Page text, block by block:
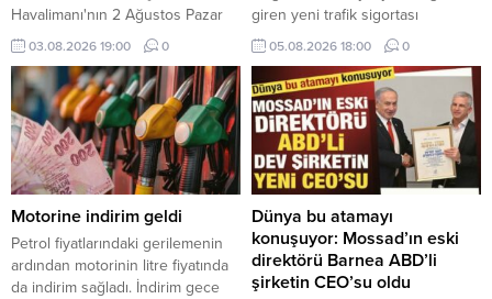
Havalimanı'nın 2 Ağustos Pazar
günü 919 uçuş ve 174 bin 325
yolcuya hizmet vererek uçuş ve
yolcu rekoru kırdığı bildirildi.
03.08.2026 19:00 0
giren yeni trafik sigortası
düzenlemesiyle eksper atamaları
dijital sistem üzerinden yapılacak,
40 bin TL üzerindeki hasarlarda
bağımsız eksper incelemesi
zorunlu olacak.
05.08.2026 18:00 0
Motorine indirim geldi
Petrol fiyatlarındaki gerilemenin
ardından motorinin litre fiyatında
da indirim sağladı. İndirim gece
Dünya bu atamayı
konuşuyor: Mossad’ın eski
direktörü Barnea ABD’li
şirketin CEO’su oldu